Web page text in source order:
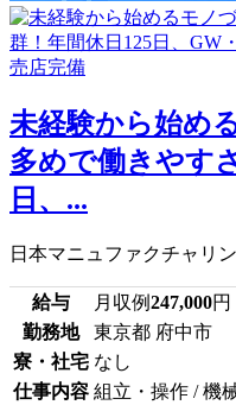
未経験から始め
多めで働きやす
日、...
日本マニュファクチャリ
給与 月収例247,000円
勤務地
東京都 府中市
寮・社宅 なし
仕事内容 組立・操作 / 機